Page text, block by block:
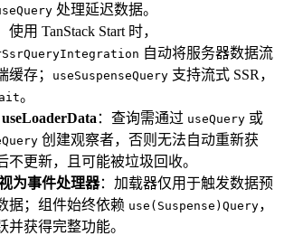
处理延迟数据。
使用 TanStack Start 时，
自动将服务器数据流
缓存；
useSuspenseQuery 支持流式 SSR，
。
：查询需通过 useQuery 或
创建观察者，否则无法自动重新获
不更新，且可能被垃圾回收。
为事件处理器：加载器仅用于触发数据预
据；组件始终依赖 use(Suspense)Query，
并获得完整功能。